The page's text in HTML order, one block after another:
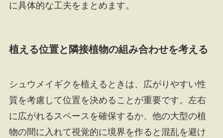
に具体的な工夫をまとめます。
植える位置と隣接植物の組み合わせを考える
シュウメイギクを植えるときは、広がりやすい性
質を考慮して位置を決めることが重要です。左右
に広がれるスペースを確保するか、他の大型の植
物の間に入れて視覚的に境界を作ると混乱を避け